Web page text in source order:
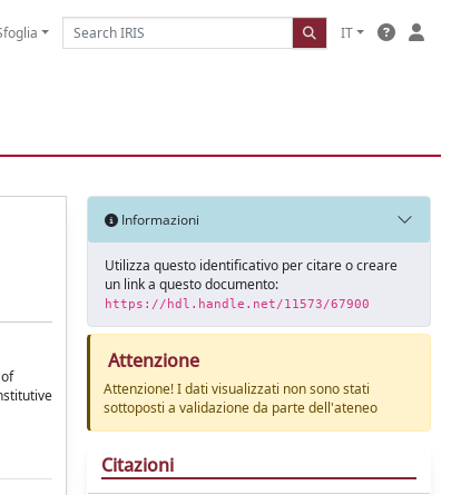
IT
Informazioni
Utilizza questo identificativo per citare o creare
un link a questo documento:
https://hdl.handle.net/11573/67900
Attenzione
Attenzione! I dati visualizzati non sono stati
sottoposti a validazione da parte dell'ateneo
Citazioni